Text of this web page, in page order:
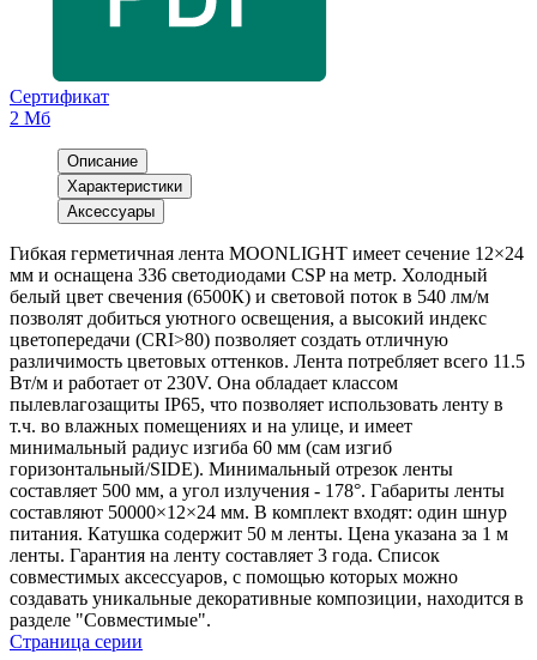
Сертификат
2 Мб
Описание
Характеристики
Аксессуары
Гибкая герметичная лента MOONLIGHT имеет сечение 12×24
мм и оснащена 336 светодиодами CSP на метр. Холодный
белый цвет свечения (6500К) и световой поток в 540 лм/м
позволят добиться уютного освещения, а высокий индекс
цветопередачи (CRI>80) позволяет создать отличную
различимость цветовых оттенков. Лента потребляет всего 11.5
Вт/м и работает от 230V. Она обладает классом
пылевлагозащиты IP65, что позволяет использовать ленту в
т.ч. во влажных помещениях и на улице, и имеет
минимальный радиус изгиба 60 мм (сам изгиб
горизонтальный/SIDE). Минимальный отрезок ленты
составляет 500 мм, а угол излучения - 178°. Габариты ленты
составляют 50000×12×24 мм. В комплект входят: один шнур
питания. Катушка содержит 50 м ленты. Цена указана за 1 м
ленты. Гарантия на ленту составляет 3 года. Список
совместимых аксессуаров, с помощью которых можно
создавать уникальные декоративные композиции, находится в
разделе "Совместимые".
Страница серии